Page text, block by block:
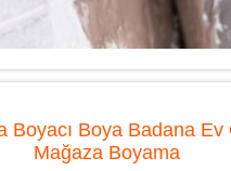
Boyacı Boya Badana
Mağaza Boyama